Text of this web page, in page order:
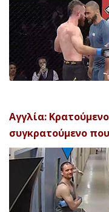
Αγγλία:
συγκρατούμενο